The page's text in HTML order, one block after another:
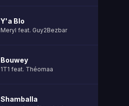
Y'a Blo
Meryl feat. Guy2Bezbar
Bouwey
1T1 feat. Théomaa
Shamballa